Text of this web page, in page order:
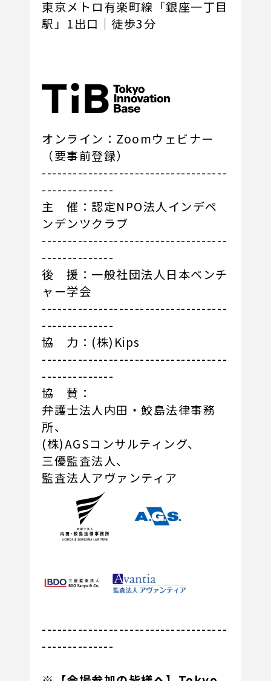
東京メトロ有楽町線「銀座一丁目
駅」1出口｜徒歩3分
オンライン：Zoomウェビナー
（要事前登録）
------------------------------------
--------------
主 催：認定NPO法人インデペ
ンデンツクラブ
------------------------------------
--------------
後 援：一般社団法人日本ベンチ
ャー学会
------------------------------------
--------------
協 力：(株)Kips
------------------------------------
--------------
協 賛：
弁護士法人内田・鮫島法律事務
所、
(株)AGSコンサルティング、
三優監査法人、
監査法人アヴァンティア
------------------------------------
--------------